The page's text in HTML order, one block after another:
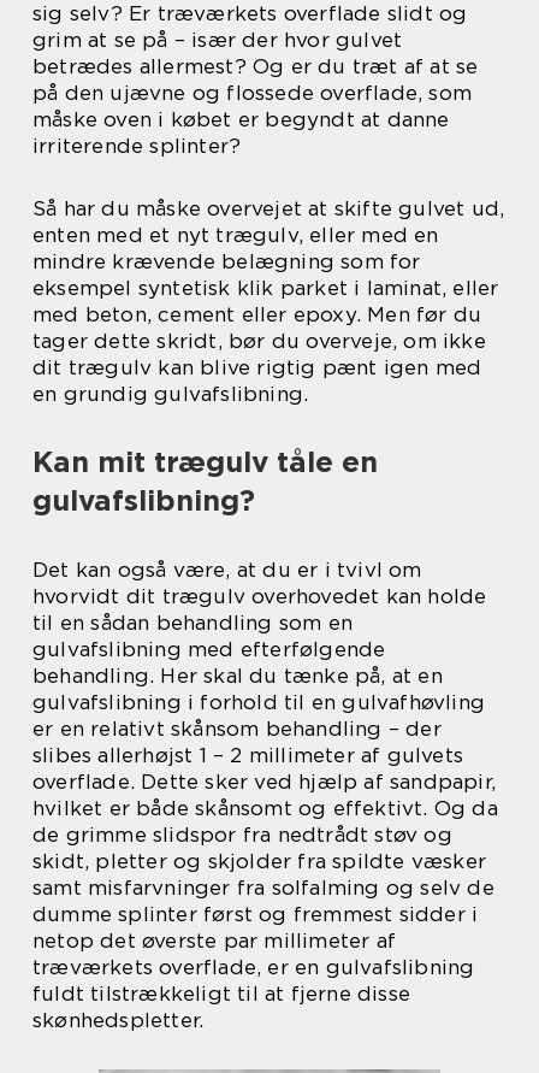
sig selv? Er træværkets overflade slidt og
grim at se på – især der hvor gulvet
betrædes allermest? Og er du træt af at se
på den ujævne og flossede overflade, som
måske oven i købet er begyndt at danne
irriterende splinter?
Så har du måske overvejet at skifte gulvet ud,
enten med et nyt trægulv, eller med en
mindre krævende belægning som for
eksempel syntetisk klik parket i laminat, eller
med beton, cement eller epoxy. Men før du
tager dette skridt, bør du overveje, om ikke
dit trægulv kan blive rigtig pænt igen med
en grundig gulvafslibning.
Kan mit trægulv tåle en
gulvafslibning?
Det kan også være, at du er i tvivl om
hvorvidt dit trægulv overhovedet kan holde
til en sådan behandling som en
gulvafslibning med efterfølgende
behandling. Her skal du tænke på, at en
gulvafslibning i forhold til en gulvafhøvling
er en relativt skånsom behandling – der
slibes allerhøjst 1 – 2 millimeter af gulvets
overflade. Dette sker ved hjælp af sandpapir,
hvilket er både skånsomt og effektivt. Og da
de grimme slidspor fra nedtrådt støv og
skidt, pletter og skjolder fra spildte væsker
samt misfarvninger fra solfalming og selv de
dumme splinter først og fremmest sidder i
netop det øverste par millimeter af
træværkets overflade, er en gulvafslibning
fuldt tilstrækkeligt til at fjerne disse
skønhedspletter.